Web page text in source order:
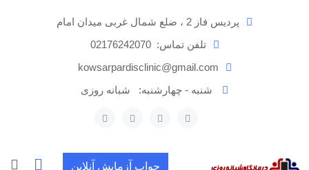
پردیس فاز 2 ، ضلع شمال غربی میدان امام
تلفن تماس:02176242070
kowsarpardisclinic@gmail.com
شنبه - چهارشنبه:
شبانه روزی
جواب آزمایش آنلاین